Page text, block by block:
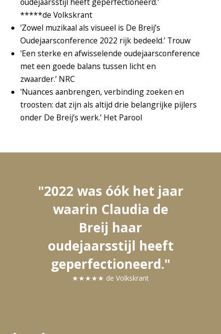
*****de Volkskrant
'Zowel muzikaal als visueel is De Breij’s
Oudejaarsconference 2022 rijk bedeeld.’ Trouw
'Een sterke en afwisselende oudejaarsconference
met een goede balans tussen licht en
zwaarder.’ NRC
'Nuances aanbrengen, verbinding zoeken en
troosten: dat zijn als altijd drie belangrijke pijlers
onder De Breij’s werk.’ Het Parool
"2022 was óók het jaar
waarin Claudia de
Breij haar
oudejaarsstijl heeft
geperfectioneerd."
★★★★★ de Volkskrant